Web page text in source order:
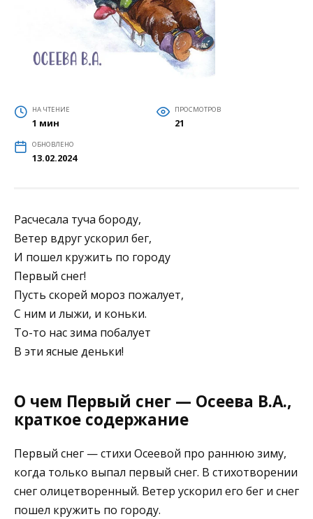
НА ЧТЕНИЕ
1 мин
ПРОСМОТРОВ
21
ОБНОВЛЕНО
13.02.2024
Расчесала туча бороду,
Ветер вдруг ускорил бег,
И пошел кружить по городу
Первый снег!
Пусть скорей мороз пожалует,
С ним и лыжи, и коньки.
То-то нас зима побалует
В эти ясные деньки!
О чем Первый снег — Осеева В.А.,
краткое содержание
Первый снег — стихи Осеевой про раннюю зиму,
когда только выпал первый снег. В стихотворении
снег олицетворенный. Ветер ускорил его бег и снег
пошел кружить по городу.